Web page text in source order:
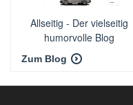
Allseitig - Der vielseitig
humorvolle Blog
Zum Blog